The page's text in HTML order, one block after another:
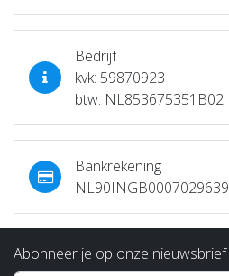
Bedrijf
kvk: 59870923
btw: NL853675351B02
Bankrekening
NL90INGB0007029639
Abonneer je op onze nieuwsbrief